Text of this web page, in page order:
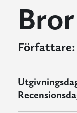
Författare: